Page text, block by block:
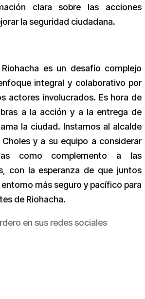
clara sobre las acciones
la seguridad ciudadana.
es un desafío complejo
integral y colaborativo por
actores involucrados. Es hora de
a la acción y a la entrega de
la ciudad. Instamos al alcalde
Choles y a su equipo a considerar
como complemento a las
con la esperanza de que juntos
más seguro y pacífico para
de Riohacha.
en sus redes sociales